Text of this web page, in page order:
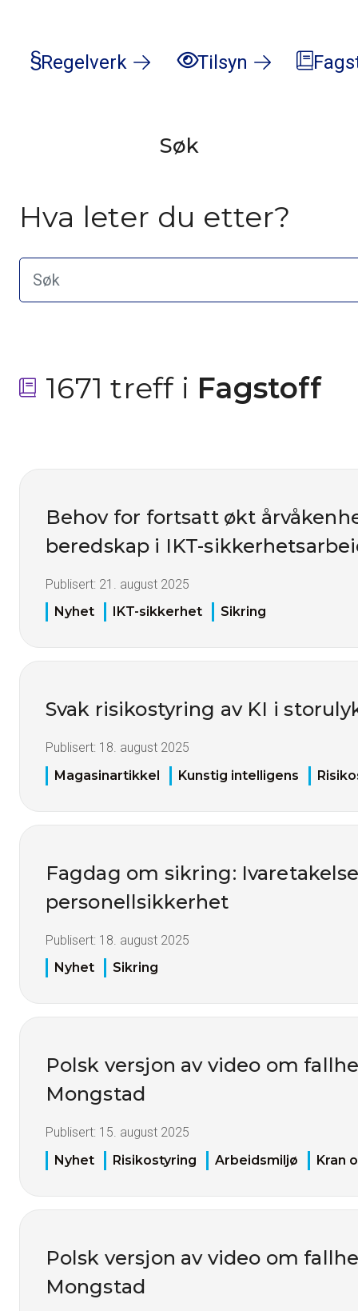
Regelverk Tilsyn
Søk
Hva leter du etter?
1671 treff i Fagstoff
Behov for fortsatt økt
beredskap i IKT-
Publisert: 21. august 2025
Nyhet
IKT-sikkerhet Sikring
Svak risikostyring av KI i
Publisert: 18. august 2025
Magasinartikkel
Kunstig intelligens
Fagdag om sikring:
personellsikkerhet
Publisert: 18. august 2025
Nyhet
Sikring
Polsk versjon av video om
Mongstad
Publisert: 15. august 2025
Nyhet
Risikostyring Arbeidsmiljø Kran
Polsk versjon av video om
Mongstad